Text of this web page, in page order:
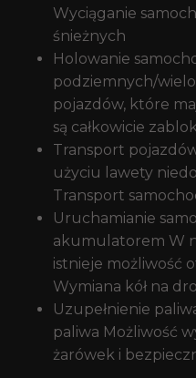
Wyciąganie
śnieżnych
Holowanie
podziemnych/
pojazdów, które
są całkowicie
Transport
użyciu lawety
Transport
Uruchamianie
akumulatorem W
istnieje możliwość
Wymiana kół na
Uzupełnienie
paliwa Możliwość
żarówek i